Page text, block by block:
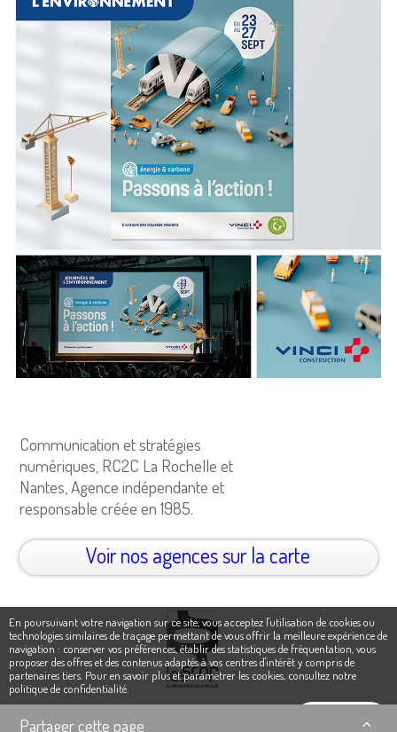
Partager cette page
Communication et stratégies
numériques, RC2C La Rochelle et
Nantes, Agence indépendante et
responsable créée en 1985.
Voir nos agences sur la carte
En poursuivant votre navigation sur ce site, vous acceptez l'utilisation de cookies ou
technologies similaires de traçage permettant de vous offrir la meilleure expérience de
navigation : conserver vos préférences, établir des statistiques de fréquentation, vous
proposer des offres et des contenus adaptés à vos centres d'intérêt y compris de
partenaires tiers. Pour en savoir plus et paramétrer les cookies, consultez notre
politique de confidentialité
Ok, j'accepte